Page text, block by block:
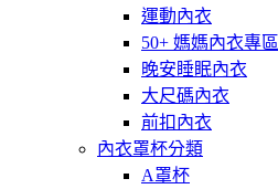
運動內衣
50+ 媽媽內衣專區
晚安睡眠內衣
大尺碼內衣
前扣內衣
內衣罩杯分類
A罩杯